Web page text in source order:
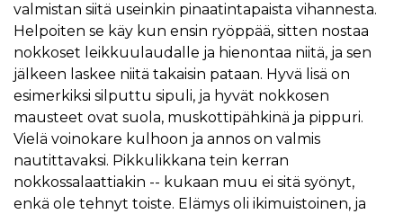
valmistan siitä useinkin pinaatintapaista vihannesta.
Helpoiten se käy kun ensin ryöppää, sitten nostaa
nokkoset leikkuulaudalle ja hienontaa niitä, ja sen
jälkeen laskee niitä takaisin pataan. Hyvä lisä on
esimerkiksi silputtu sipuli, ja hyvät nokkosen
mausteet ovat suola, muskottipähkinä ja pippuri.
Vielä voinokare kulhoon ja annos on valmis
nautittavaksi. Pikkulikkana tein kerran
nokkossalaattiakin -- kukaan muu ei sitä syönyt,
enkä ole tehnyt toiste. Elämys oli ikimuistoinen, ja